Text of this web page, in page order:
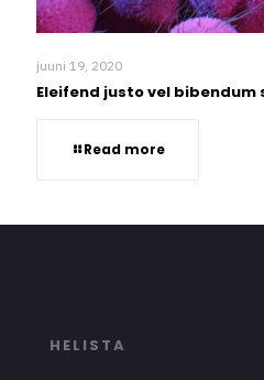
juuni 19, 2020
Eleifend justo vel
Read more
HELISTA